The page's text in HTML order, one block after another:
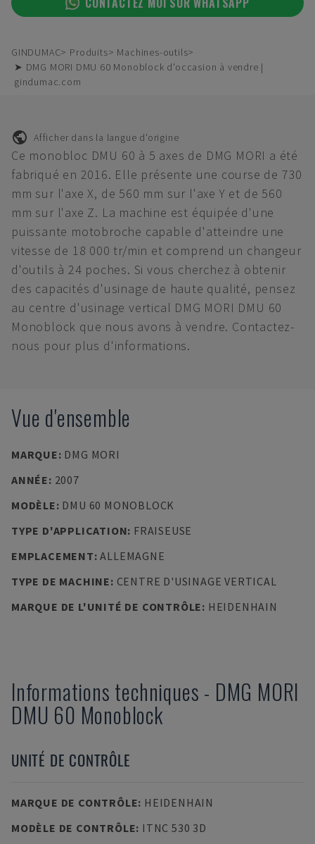
GINDUMAC Produits
Machines-outils
➤ DMG MORI DMU 60 Monoblock d'occasion à vendre |
gindumac.com
Afficher dans la langue d'origine
Ce monobloc DMU 60 à 5 axes de DMG MORI a été
fabriqué en 2016. Elle présente une course de 730
mm sur l'axe X, de 560 mm sur l'axe Y et de 560
mm sur l'axe Z. La machine est équipée d'une
puissante motobroche capable d'atteindre une
vitesse de 18 000 tr/min et comprend un changeur
d'outils à 24 poches. Si vous cherchez à obtenir
des capacités d'usinage de haute qualité, pensez
au centre d'usinage vertical DMG MORI DMU 60
Monoblock que nous avons à vendre. Contactez-
nous pour plus d'informations.
Vue d'ensemble
MARQUE: DMG MORI
ANNÉE: 2007
MODÈLE: DMU 60 MONOBLOCK
TYPE D'APPLICATION: FRAISEUSE
EMPLACEMENT:ALLEMAGNE
TYPE DE MACHINE: CENTRE D'USINAGE VERTICAL
MARQUE DE L'UNITÉ DE CONTRÔLE: HEIDENHAIN
Informations techniques - DMG MORI
DMU 60 Monoblock
UNITÉ DE CONTRÔLE
MARQUE DE CONTRÔLE: HEIDENHAIN
MODÈLE DE CONTRÔLE: ITNC 530 3D